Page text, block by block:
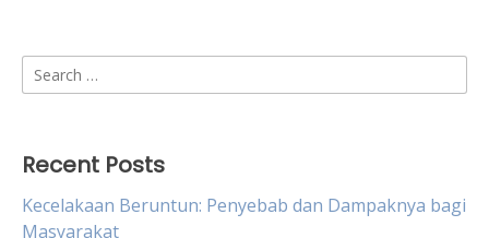
Search
for:
Recent Posts
Kecelakaan Beruntun: Penyebab dan Dampaknya bagi
Masyarakat